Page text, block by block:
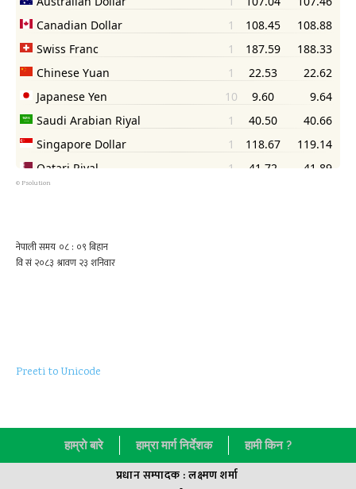
© Psolution
Preeti to Unicode
हाम्राे बारे हाम्रा मार्ग निर्देशक हामी किन ?
प्रधान सम्पादक : लक्ष्मण शर्मा